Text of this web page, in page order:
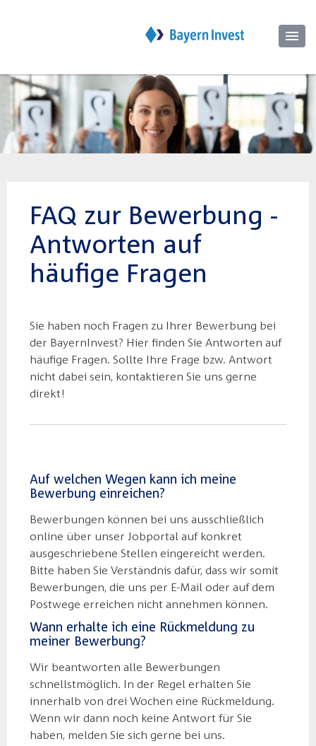
FAQ zur Bewerbung -
Antworten auf
häufige Fragen
Sie haben noch Fragen zu Ihrer Bewerbung bei
der BayernInvest? Hier finden Sie Antworten auf
häufige Fragen. Sollte Ihre Frage bzw. Antwort
nicht dabei sein, kontaktieren Sie uns gerne
direkt!
Auf welchen Wegen kann ich meine
Bewerbung einreichen?
Bewerbungen können bei uns ausschließlich
online über unser Jobportal auf konkret
ausgeschriebene Stellen eingereicht werden.
Bitte haben Sie Verständnis dafür, dass wir somit
Bewerbungen, die uns per E-Mail oder auf dem
Postwege erreichen nicht annehmen können.
Wann erhalte ich eine Rückmeldung zu
meiner Bewerbung?
Wir beantworten alle Bewerbungen
schnellstmöglich. In der Regel erhalten Sie
innerhalb von drei Wochen eine Rückmeldung.
Wenn wir dann noch keine Antwort für Sie
haben, melden Sie sich gerne bei uns.